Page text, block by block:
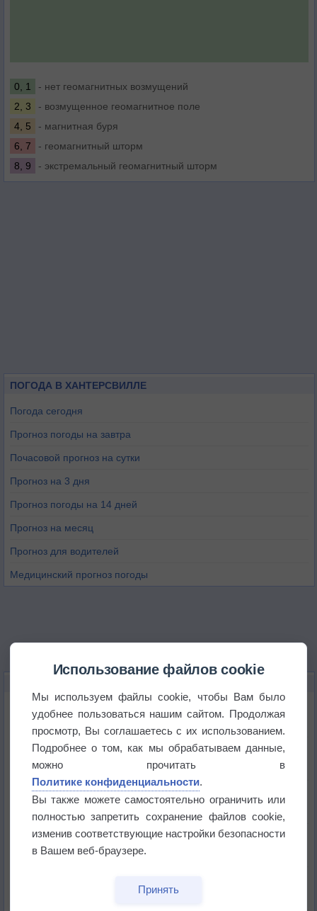
0, 1
- нет геомагнитных возмущений
2, 3
- возмущенное геомагнитное поле
4, 5
- магнитная буря
6, 7
- геомагнитный шторм
8, 9
- экстремальный геомагнитный шторм
ПОГОДА В ХАНТЕРСВИЛЛЕ
Погода сегодня
Прогноз погоды на завтра
Почасовой прогноз на сутки
Прогноз на 3 дня
Прогноз погоды на 14 дней
Прогноз на месяц
Прогноз для водителей
Медицинский прогноз погоды
Дневная температура воздуха в ОАЭ превысила
+51°
Европейские столицы бьют рекорды жары
Впервые за 155 лет в Лондоне в течение месяца
не выпадал дождь
Лето продолжит щедро раздавать своё тепло!
Использование файлов cookie
Мы используем файлы cookie, чтобы Вам было
удобнее пользоваться нашим сайтом. Продолжая
просмотр, Вы соглашаетесь с их использованием.
Подробнее о том, как мы обрабатываем данные,
можно прочитать в
Политике конфиденциальности.
Вы также можете самостоятельно ограничить или
полностью запретить сохранение файлов cookie,
изменив соответствующие настройки безопасности
в Вашем веб-браузере.
Принять